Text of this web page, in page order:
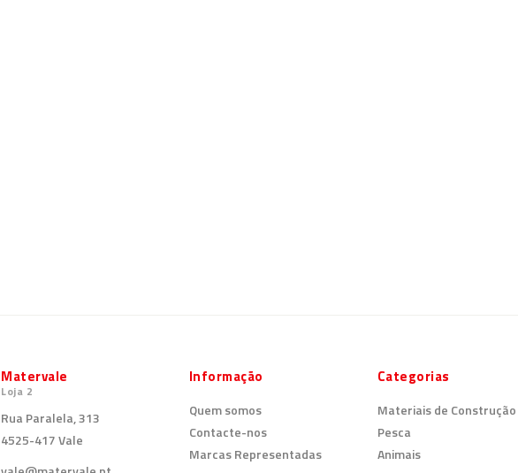
Matervale
Loja 2
Rua Paralela, 313
4525-417 Vale
Informação
Quem somos
Contacte-nos
Marcas Representadas
Categorias
Materiais de Construção
Pesca
Animais